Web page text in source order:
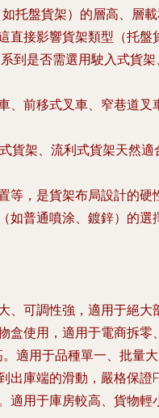
托盤貨架）的層高、層載
接影響貨架類型（托盤
到是否需選用駛入式貨
、前移式叉車、窄巷道
貨架、流利式貨架天然適
等，是貨架布局設計的硬
如普通噴涂、鍍鋅）的選
、可調性強，適用于絕大
盒使用，適用于電商拆零
適用于品種單一、批量
庫端的滑動，嚴格保證
用于庫房較高、貨物輕